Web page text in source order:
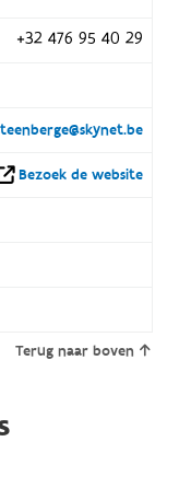
+32 476 95 40 29
Bezoek de website
Terug naar boven